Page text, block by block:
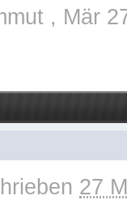
, Mär
27